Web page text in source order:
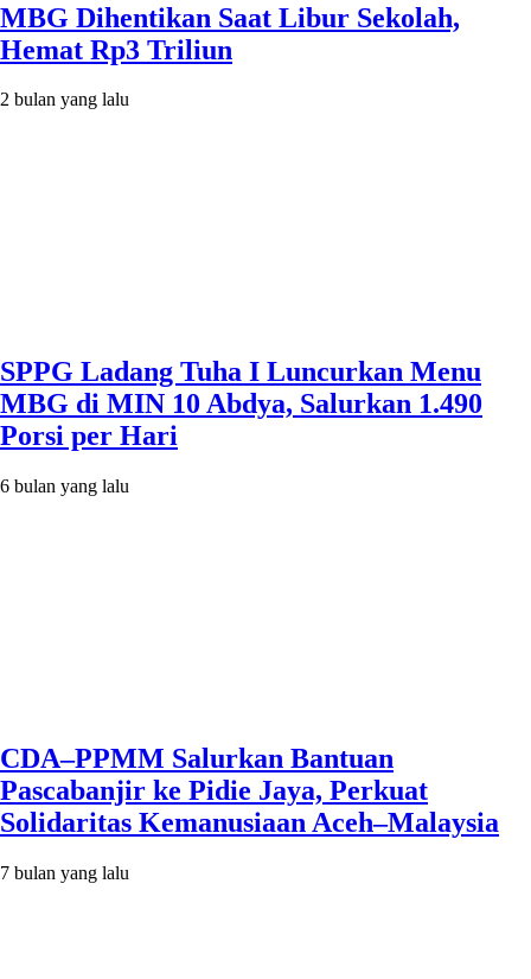
MBG Dihentikan Saat Libur Sekolah,
Hemat Rp3 Triliun
2 bulan yang lalu
SPPG Ladang Tuha I Luncurkan Menu
MBG di MIN 10 Abdya, Salurkan 1.490
Porsi per Hari
6 bulan yang lalu
CDA–PPMM Salurkan Bantuan
Pascabanjir ke Pidie Jaya, Perkuat
Solidaritas Kemanusiaan Aceh–Malaysia
7 bulan yang lalu